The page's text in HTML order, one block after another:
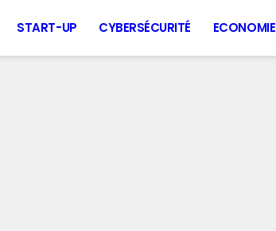
START-UP CYBERSÉCURITÉ ECONOMIE